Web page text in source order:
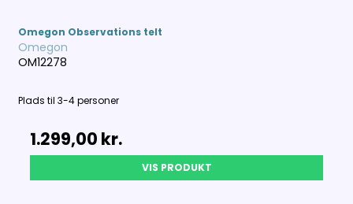
Omegon Observations telt
Omegon
OM12278
Plads til 3-4 personer
1.299,00 kr.
VIS PRODUKT